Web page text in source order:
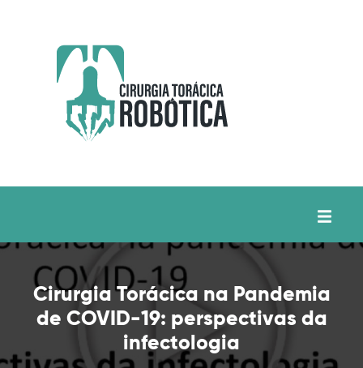
Cirurgia Torácica na Pandemia
de COVID-19: perspectivas da
infectologia